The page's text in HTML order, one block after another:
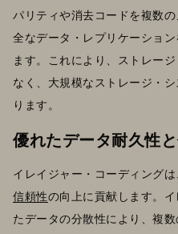
パリティや消去コードを複数
全なデータ・レプリケーショ
ます。これにより、ストレー
なく、大規模なストレージ・
ります。
優れたデータ耐久性
イレイジャー・コーディングは
信頼性の向上に貢献します。
たデータの分散性により、複